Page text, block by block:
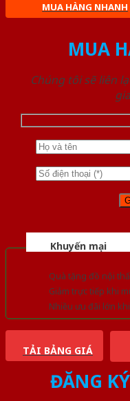
MUA HÀNG NHANH
MUA
Chúng tôi sẽ liên
Khuyến mại
Quà tặng đồ nội
Giảm trực tiếp khi
Nhiều ưu đãi lớn
TẢI BẢNG GIÁ
ĐĂNG